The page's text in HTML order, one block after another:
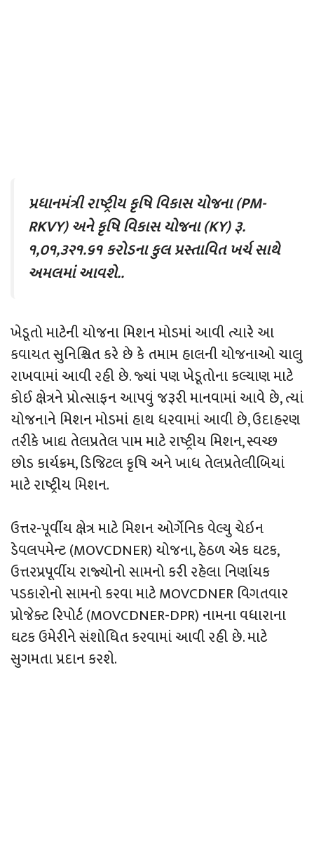
પ્રધાનમંત્રી રાષ્‍ટ્રીય કૃષિ વિકાસ યોજના (PM-
RKVY) અને કૃષિ વિકાસ યોજના (KY) રૂ.
૧,૦૧,૩૨૧.૬૧ કરોડના કુલ પ્રસ્‍તાવિત ખર્ચ સાથે
અમલમાં આવશે..
ખેડૂતો માટેની યોજના મિશન મોડમાં આવી ત્યારે આ
કવાયત સુનિશ્ચિત કરે છે કે તમામ હાલની યોજનાઓ ચાલુ
રાખવામાં આવી રહી છે. જ્યાં પણ ખેડૂતોના કલ્યાણ માટે
કોઈ ક્ષેત્રને પ્રોત્સાફન આપવું જરૂરી માનવામાં આવે છે, ત્યાં
યોજનાને મિશન મોડમાં હાથ ધરવામાં આવી છે, ઉદાહરણ
તરીકે ખાદ્ય તેલપ્રતેલ પામ માટે રાષ્ટ્રીય મિશન, સ્વચ્છ
છોડ કાર્યક્રમ, ડિજિટલ કૃષિ અને ખાધ તેલપ્રતેલીબિયાં
માટે રાષ્ટ્રીય મિશન.
ઉત્તર-પૂર્વીય ક્ષેત્ર માટે મિશન ઓર્ગેનિક વેલ્યુ ચેઇન
ડેવલપમેન્ટ (MOVCDNER) યોજના, હેઠળ એક ઘટક,
ઉત્તરપ્રપૂર્વીય રાજ્યોનો સામનો કરી રહેલા નિર્ણાયક
પડકારોનો સામનો કરવા માટે MOVCDNER વિગતવાર
પ્રોજેક્ટ રિપોર્ટ (MOVCDNER-DPR) નામના વધારાના
ઘટક ઉમેરીને સંશોધિત કરવામાં આવી રહી છે. માટે
સુગમતા પ્રદાન કરશે.